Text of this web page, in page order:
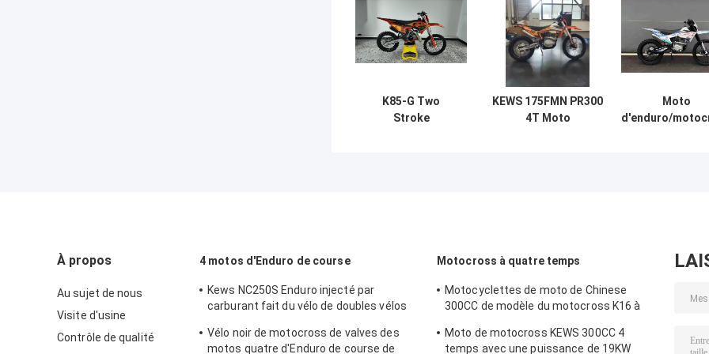
K85-G Two
Stroke
KEWS 175FMN PR300
4T Moto
Moto
d'enduro/
À propos
Au sujet de nous
Visite d'usine
Contrôle de qualité
4 motos d'Enduro de course
Kews NC250S Enduro injecté par
carburant fait du vélo de doubles vélos
Vélo noir de motocross de valves des
motos quatre d'Enduro de course de
Motocross à quatre temps
Motocyclettes de moto de Chinese
300CC de modèle du motocross K16 à
Moto de motocross KEWS 300CC 4
temps avec une puissance de 19KW